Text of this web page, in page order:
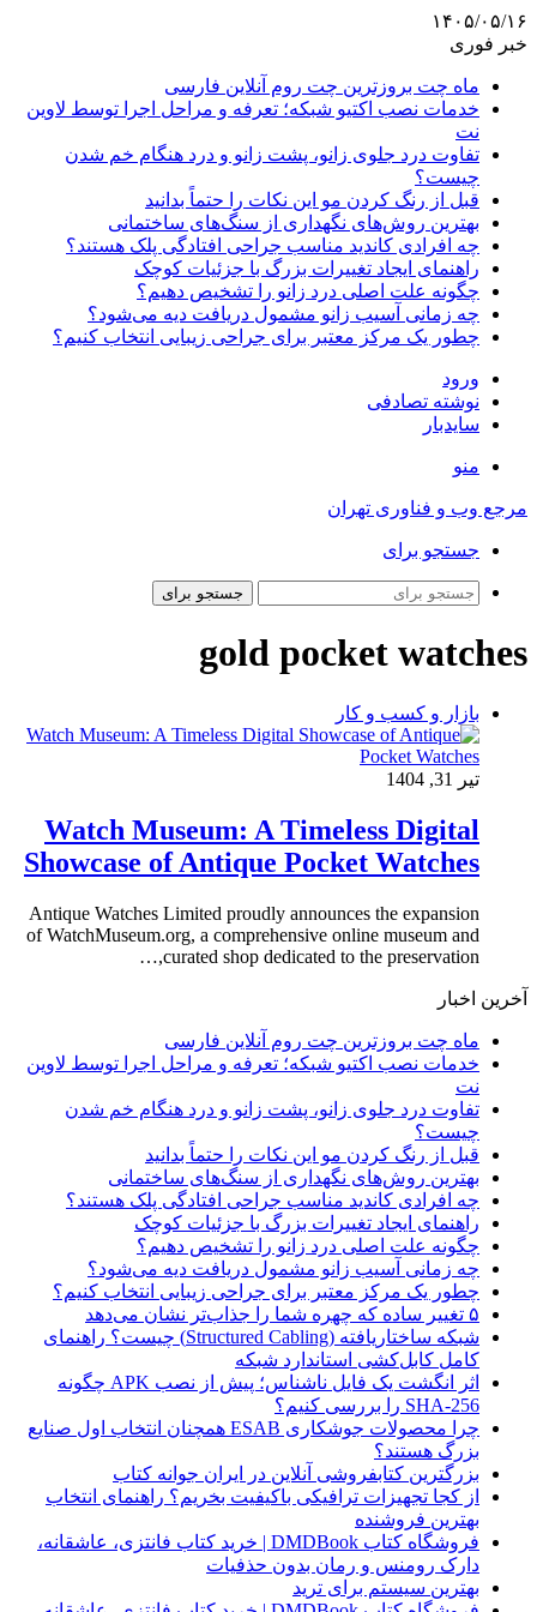
۱۴۰۵/۰۵/۱۶
خبر فوری
ماه چت بروزترین چت روم آنلاین فارسی
خدمات نصب اکتیو شبکه؛ تعرفه و مراحل اجرا توسط لاوین
نت
تفاوت درد جلوی زانو، پشت زانو و درد هنگام خم شدن
چیست؟
قبل از رنگ کردن مو این نکات را حتماً بدانید
بهترین روش‌های نگهداری از سنگ‌های ساختمانی
چه افرادی کاندید مناسب جراحی افتادگی پلک هستند؟
راهنمای ایجاد تغییرات بزرگ با جزئیات کوچک
چگونه علت اصلی درد زانو را تشخیص دهیم؟
چه زمانی آسیب زانو مشمول دریافت دیه می‌شود؟
چطور یک مرکز معتبر برای جراحی زیبایی انتخاب کنیم؟
ورود
نوشته تصادفی
سایدبار
منو
مرجع وب و فناوری تهران
جستجو برای
جستجو برای
gold pocket watches
بازار و کسب و کار
تیر 31, 1404
Watch Museum: A Timeless Digital
Showcase of Antique Pocket Watches
Antique Watches Limited proudly announces the expansion
of WatchMuseum.org, a comprehensive online museum and
curated shop dedicated to the preservation,…
آخرین اخبار
ماه چت بروزترین چت روم آنلاین فارسی
خدمات نصب اکتیو شبکه؛ تعرفه و مراحل اجرا توسط لاوین
نت
تفاوت درد جلوی زانو، پشت زانو و درد هنگام خم شدن
چیست؟
قبل از رنگ کردن مو این نکات را حتماً بدانید
بهترین روش‌های نگهداری از سنگ‌های ساختمانی
چه افرادی کاندید مناسب جراحی افتادگی پلک هستند؟
راهنمای ایجاد تغییرات بزرگ با جزئیات کوچک
چگونه علت اصلی درد زانو را تشخیص دهیم؟
چه زمانی آسیب زانو مشمول دریافت دیه می‌شود؟
چطور یک مرکز معتبر برای جراحی زیبایی انتخاب کنیم؟
۵ تغییر ساده که چهره شما را جذاب‌تر نشان می‌دهد
شبکه ساختاریافته (Structured Cabling) چیست؟ راهنمای
کامل کابل‌کشی استاندارد شبکه
اثر انگشت یک فایل ناشناس؛ پیش از نصب APK چگونه
SHA-256 را بررسی کنیم؟
چرا محصولات جوشکاری ESAB همچنان انتخاب اول صنایع
بزرگ هستند؟
بزرگترین کتابفروشی آنلاین در ایران جوانه کتاب
از کجا تجهیزات ترافیکی باکیفیت بخریم؟ راهنمای انتخاب
بهترین فروشنده
فروشگاه کتاب DMDBook | خرید کتاب فانتزی، عاشقانه،
دارک رومنس و رمان بدون حذفیات
بهترین سیستم برای ترید